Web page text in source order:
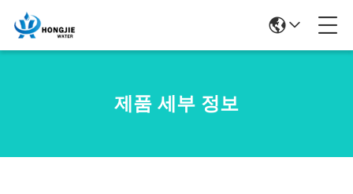
제품 세부 정보